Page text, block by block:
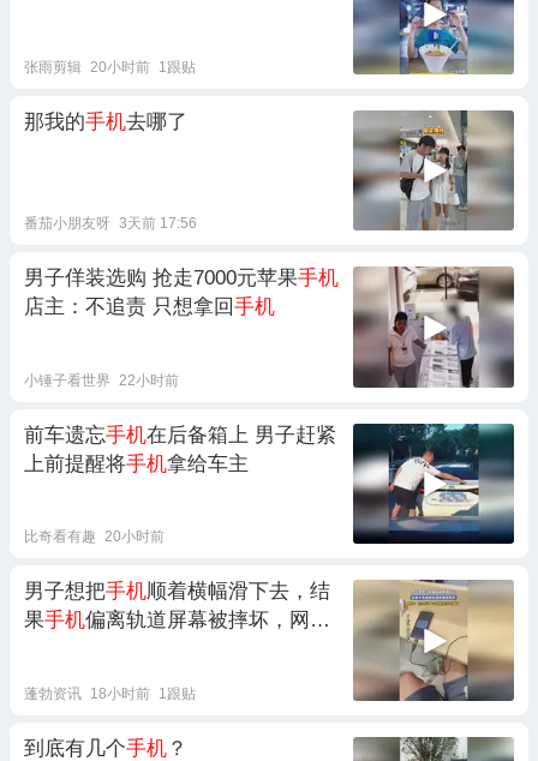
张雨剪辑 20小时前 1跟贴
那我的手机去哪了
番茄小朋友呀 3天前 17:56
男子佯装选购 抢走7000元苹果手机
店主：不追责 只想拿回手机
小锤子看世界 22小时前
前车遗忘手机在后备箱上 男子赶紧
上前提醒将手机拿给车主
比奇看有趣 20小时前
男子想把手机顺着横幅滑下去，结
果手机偏离轨道屏幕被摔坏，网
蓬勃资讯 18小时前 1跟贴
到底有几个手机 ？